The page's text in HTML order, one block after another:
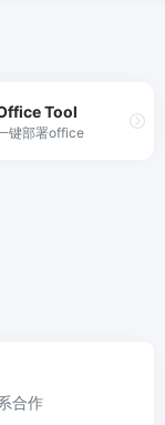
Tool
键部署office
合作